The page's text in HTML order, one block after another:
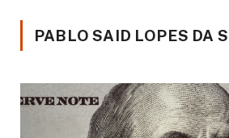
PABLO SAID LOPES DA